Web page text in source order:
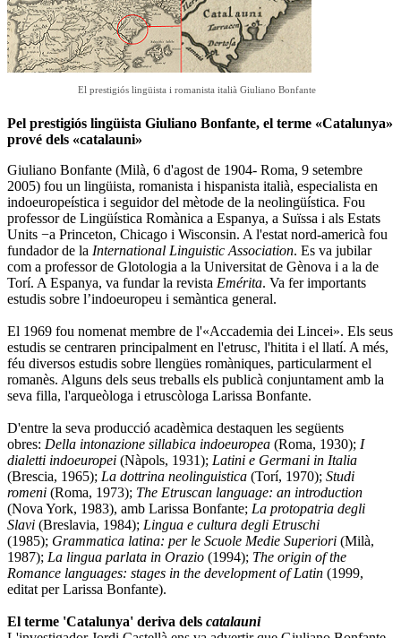
El prestigiós lingüista i romanista italià Giuliano Bonfante
Pel prestigiós lingüista Giuliano Bonfante, el terme «Catalunya»
prové dels «catalauni»
Giuliano Bonfante (Milà, 6 d'agost de 1904- Roma, 9 setembre
2005) fou un lingüista, romanista i hispanista italià, especialista en
indoeuropeística i seguidor del mètode de la neolingüística. Fou
professor de Lingüística Romànica a Espanya, a Suïssa i als Estats
Units −a Princeton, Chicago i Wisconsin. A l'estat nord-americà fou
fundador de la International Linguistic Association. Es va jubilar
com a professor de Glotologia a la Universitat de Gènova i a la de
Torí. A Espanya, va fundar la revista Emérita. Va fer importants
estudis sobre l’indoeuropeu i semàntica general.
El 1969 fou nomenat membre de l'«Accademia dei Lincei». Els seus
estudis se centraren principalment en l'etrusc, l'hitita i el llatí. A més,
féu diversos estudis sobre llengües romàniques, particularment el
romanès. Alguns dels seus treballs els publicà conjuntament amb la
seva filla, l'arqueòloga i etruscòloga Larissa Bonfante.
D'entre la seva producció acadèmica destaquen les següents
obres: Della intonazione sillabica indoeuropea (Roma, 1930); I
dialetti indoeuropei (Nàpols, 1931); Latini e Germani in Italia
(Brescia, 1965); La dottrina neolinguistica (Torí, 1970); Studi
romeni (Roma, 1973); The Etruscan language: an introduction
(Nova York, 1983), amb Larissa Bonfante; La protopatria degli
Slavi (Breslavia, 1984); Lingua e cultura degli Etruschi
(1985); Grammatica latina: per le Scuole Medie Superiori (Milà,
1987); La lingua parlata in Orazio (1994); The origin of the
Romance languages: stages in the development of Latin (1999,
editat per Larissa Bonfante).
El terme 'Catalunya' deriva dels catalauni